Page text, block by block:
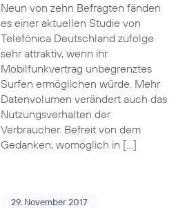
Neun von zehn Befragten fänden
es einer aktuellen Studie von
Telefónica Deutschland zufolge
sehr attraktiv, wenn ihr
Mobilfunkvertrag unbegrenztes
Surfen ermöglichen würde. Mehr
Datenvolumen verändert auch das
Nutzungsverhalten der
Verbraucher. Befreit von dem
Gedanken, womöglich in […]
29. November 2017